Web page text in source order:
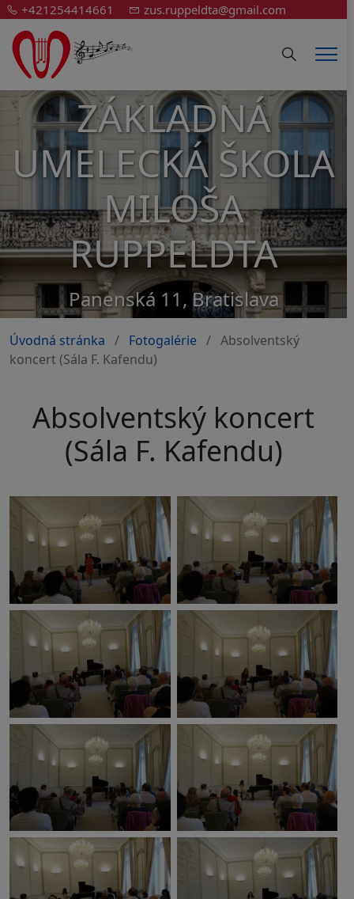
+421254414661 zus.ruppeldta@gmail.com
Hledání
ZÁKLADNÁ
UMELECKÁ ŠKOLA
MILOŠA
RUPPELDTA
Panenská 11, Bratislava
Úvodná stránka Fotogalérie
Absolventský
koncert (Sála F. Kafendu)
Absolventský koncert
(Sála F. Kafendu)